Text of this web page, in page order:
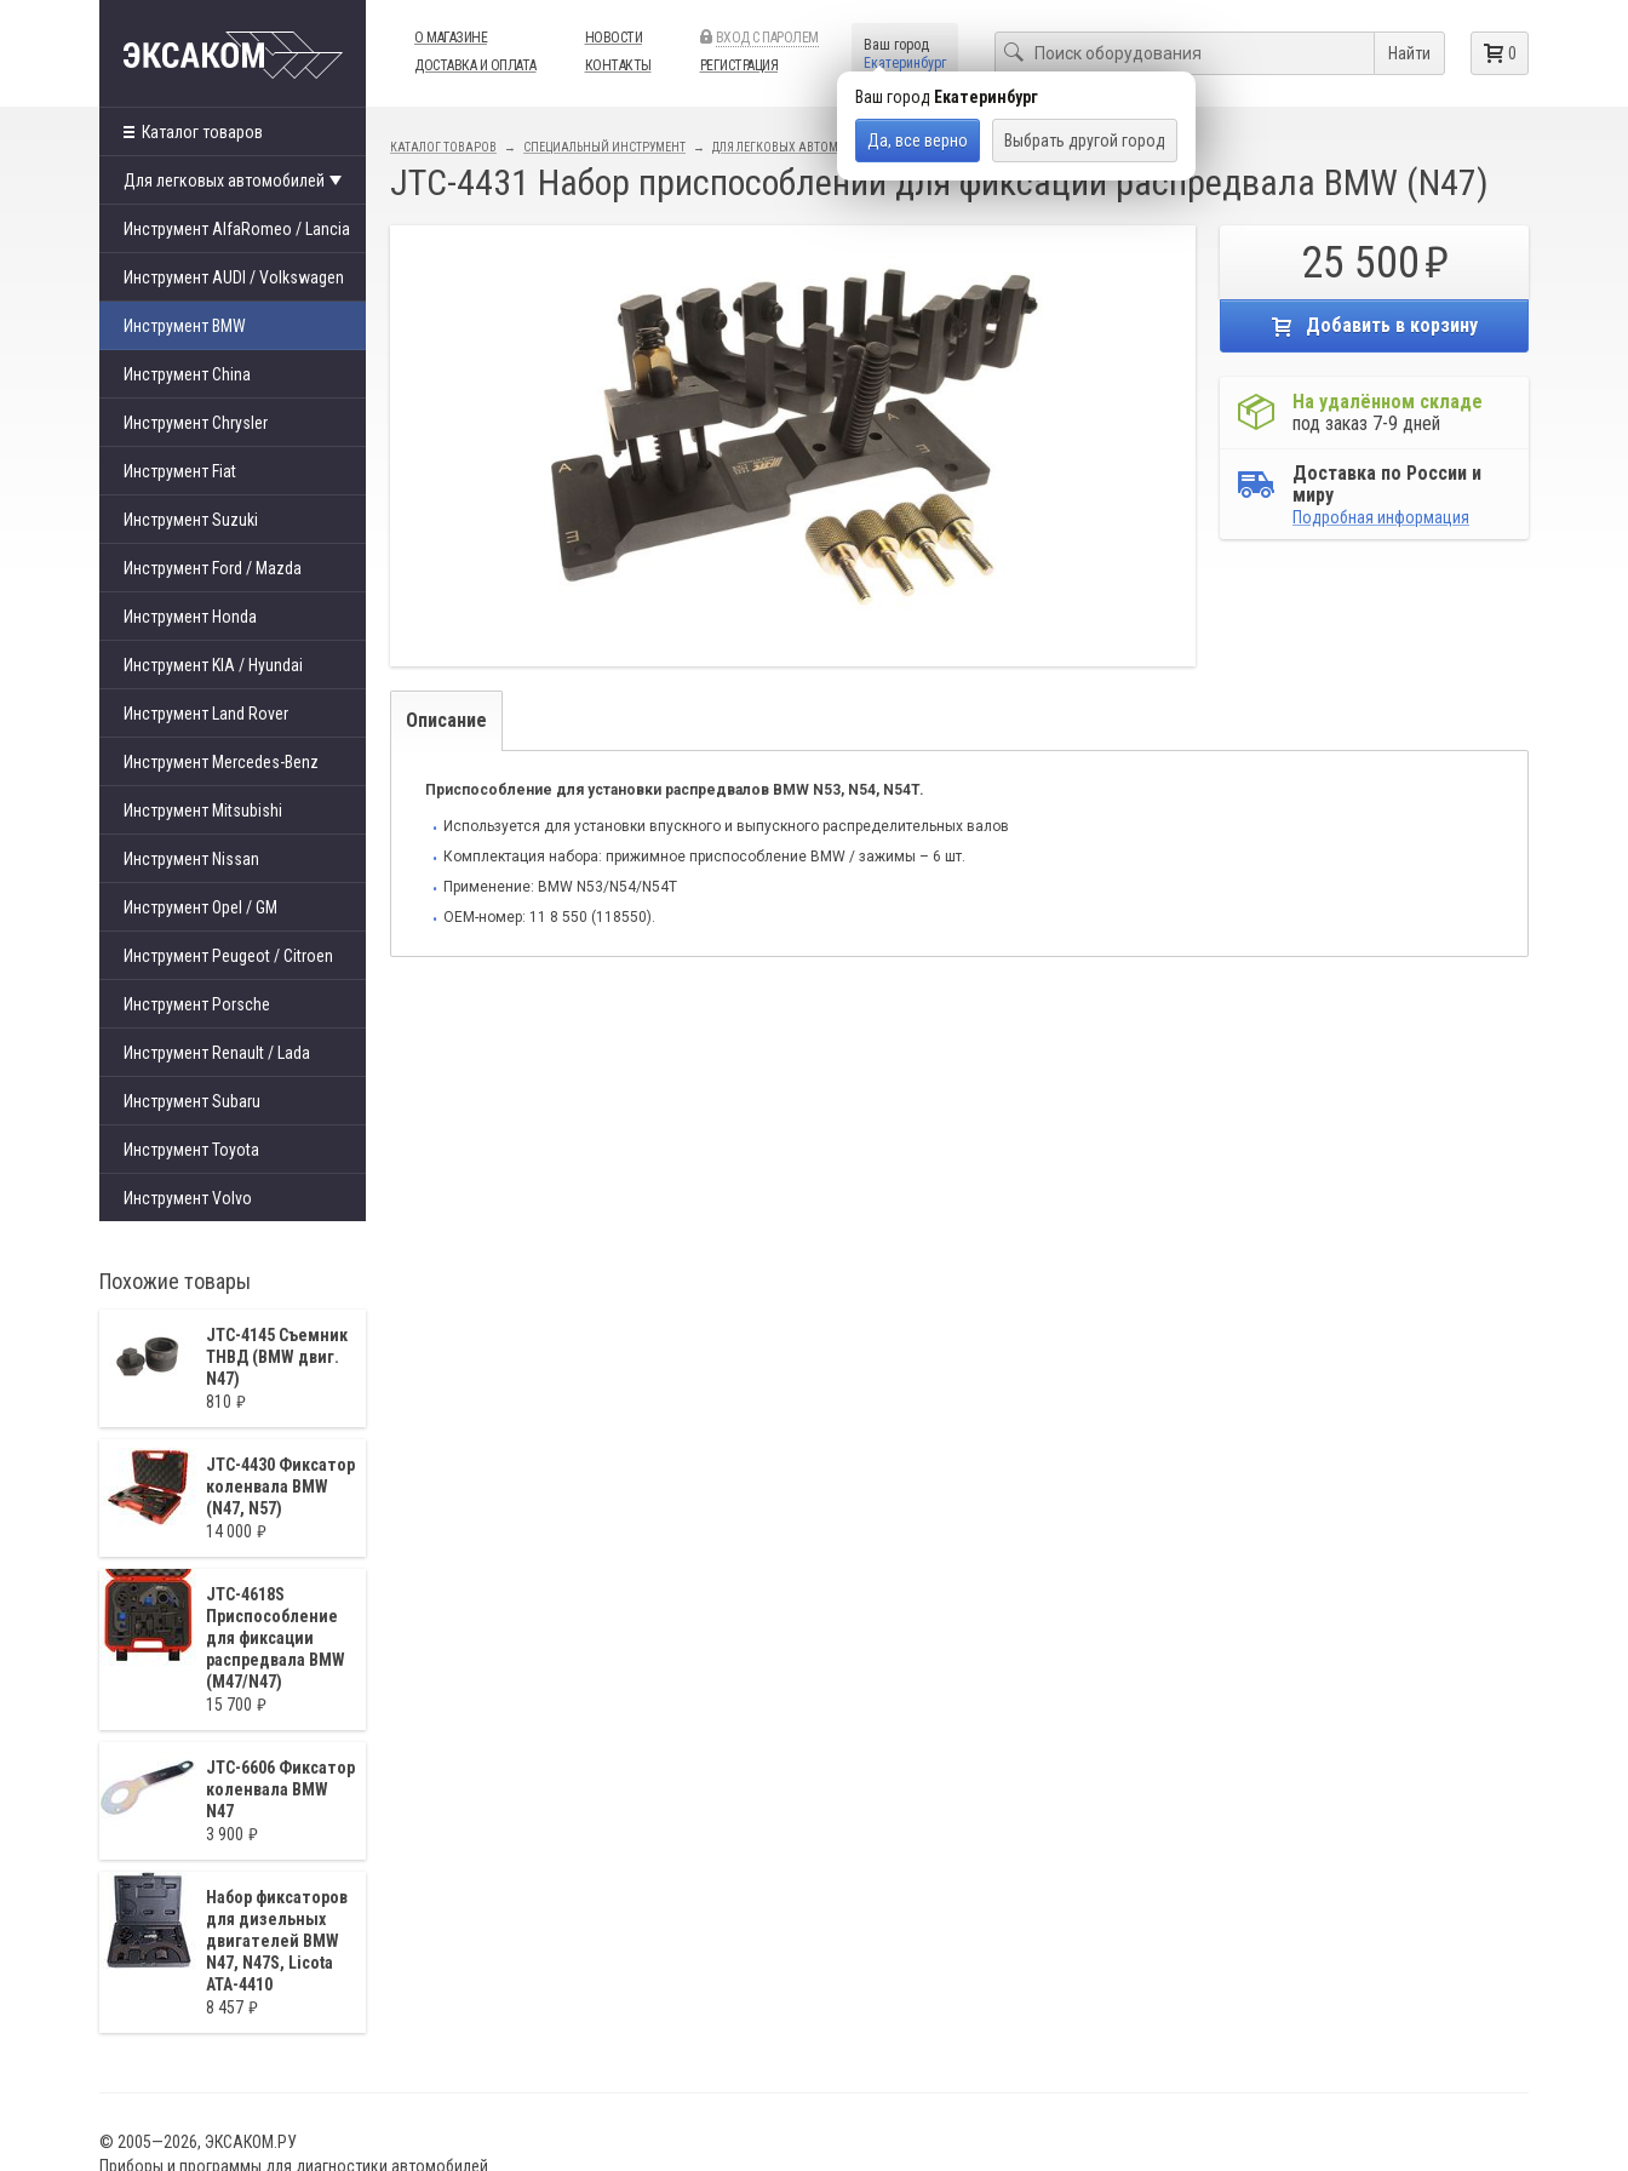
О МАГАЗИНЕ
ДОСТАВКА И ОПЛАТА
НОВОСТИ
КОНТАКТЫ
ВХОД С ПАРОЛЕМ
РЕГИСТРАЦИЯ
Ваш город
Екатеринбург
Ваш город Екатеринбург
Да, все верно Выбрать другой город
Найти 0
Каталог товаров
Для легковых автомобилей
Инструмент AlfaRomeo / Lancia
Инструмент AUDI / Volkswagen
Инструмент BMW
Инструмент China
Инструмент Chrysler
Инструмент Fiat
Инструмент Suzuki
Инструмент Ford / Mazda
Инструмент Honda
Инструмент KIA / Hyundai
Инструмент Land Rover
Инструмент Mercedes-Benz
Инструмент Mitsubishi
Инструмент Nissan
Инструмент Opel / GM
Инструмент Peugeot / Citroen
Инструмент Porsche
Инструмент Renault / Lada
Инструмент Subaru
Инструмент Toyota
Инструмент Volvo
Похожие товары
JTC-4145 Съемник
ТНВД (BMW двиг.
N47)
810
JTC-4430 Фиксатор
коленвала BMW
(N47, N57)
14 000
JTC-4618S
Приспособление
для фиксации
распредвала BMW
(M47/N47)
15 700
JTC-6606 Фиксатор
коленвала BMW
N47
3 900
Набор фиксаторов
для дизельных
двигателей BMW
N47, N47S, Licota
ATA-4410
8 457
КАТАЛОГ ТОВАРОВ СПЕЦИАЛЬНЫЙ ИНСТРУМЕНТ ДЛЯ ЛЕГКОВЫХ АВТОМОБИЛЕЙ ИНСТРУМЕНТ BMW
JTC-4431 Набор приспособлений для фиксации распредвала BMW (N47)
25 500
Добавить в корзину
На удалённом складе
под заказ 7-9 дней
Доставка по России и
миру
Подробная информация
Описание
Приспособление для установки распредвалов BMW N53, N54, N54T.
Используется для установки впускного и выпускного распределительных валов
Комплектация набора: прижимное приспособление BMW / зажимы – 6 шт.
Применение: BMW N53/N54/N54T
OEM-номер: 11 8 550 (118550).
© 2005—2026, ЭКСАКОМ.РУ
Приборы и программы для диагностики автомобилей